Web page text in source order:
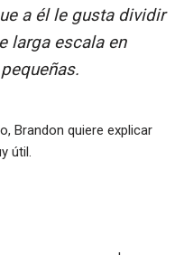
a él le gusta dividir
larga escala en
Brandon quiere explicar
útil.